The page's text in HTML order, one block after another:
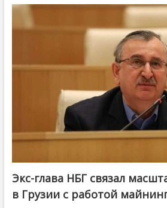
Экс-глава НБГ связал
в Грузии с работой